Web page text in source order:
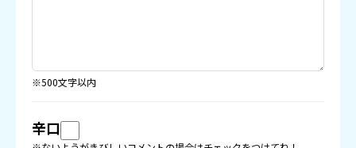
※500文字以内
辛口